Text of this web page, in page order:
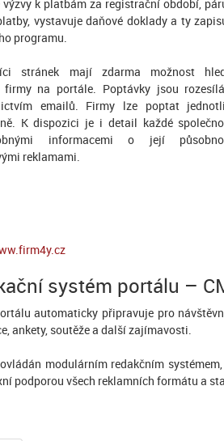
k platbám za registrační období,
vystavuje daňové doklady a ty
programu.
stránek mají zdarma možnost
na portále. Poptávky jsou
emailů. Firmy lze poptat
K dispozici je i detail každé
informacemi o její
reklamami.
systém portálu –
automaticky připravuje pro
ankety, soutěže a další zajímavosti.
modulárním redakčním
podporou všech reklamních formátu a